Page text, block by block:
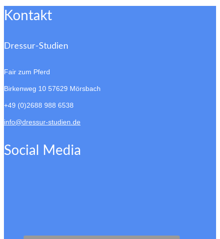
Kontakt
Dressur-Studien
Fair zum Pferd
Birkenweg 10 57629 Mörsbach
+49 (0)2688 988 6538
info@dressur-studien.de
Social Media